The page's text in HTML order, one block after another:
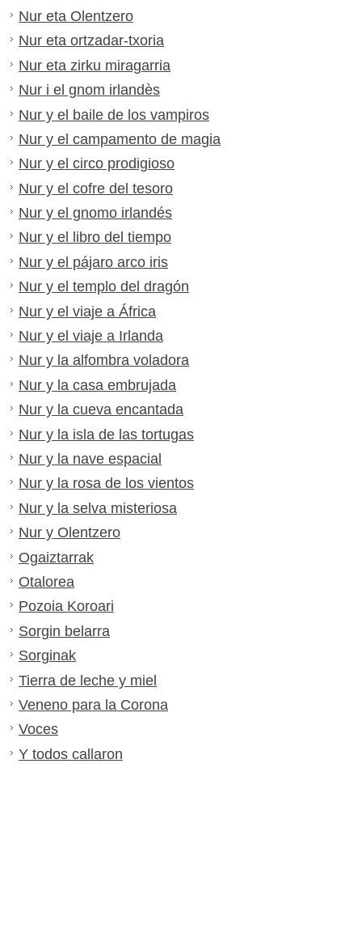
Nur eta Olentzero
Nur eta ortzadar-txoria
Nur eta zirku miragarria
Nur i el gnom irlandès
Nur y el baile de los vampiros
Nur y el campamento de magia
Nur y el circo prodigioso
Nur y el cofre del tesoro
Nur y el gnomo irlandés
Nur y el libro del tiempo
Nur y el pájaro arco iris
Nur y el templo del dragón
Nur y el viaje a África
Nur y el viaje a Irlanda
Nur y la alfombra voladora
Nur y la casa embrujada
Nur y la cueva encantada
Nur y la isla de las tortugas
Nur y la nave espacial
Nur y la rosa de los vientos
Nur y la selva misteriosa
Nur y Olentzero
Ogaiztarrak
Otalorea
Pozoia Koroari
Sorgin belarra
Sorginak
Tierra de leche y miel
Veneno para la Corona
Voces
Y todos callaron